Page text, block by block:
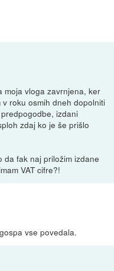
moja vloga zavrnjena, ker
roku osmih dneh dopolniti
izdani
zdaj ko je še prišlo
da fak naj priložim izdane
VAT cifre?!
vse povedala.